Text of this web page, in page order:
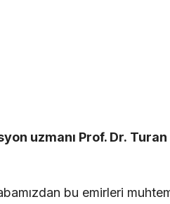
uzmanı Prof. Dr.
bu emirleri